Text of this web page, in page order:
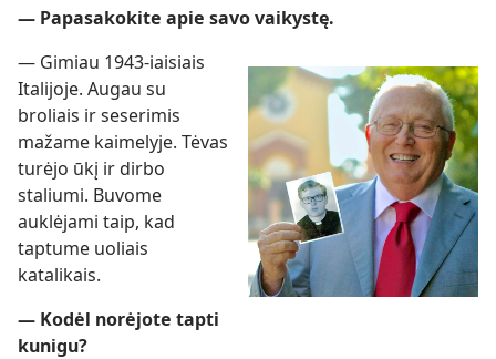
— Papasakokite apie savo vaikystę.
— Gimiau 1943-iaisiais
Italijoje. Augau su
broliais ir seserimis
mažame kaimelyje. Tėvas
turėjo ūkį ir dirbo
staliumi. Buvome
auklėjami taip, kad
taptume uoliais
katalikais.
— Kodėl norėjote tapti
kunigu?